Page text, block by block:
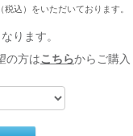
込）をいただいております。
ります。
の方はこちらからご購入